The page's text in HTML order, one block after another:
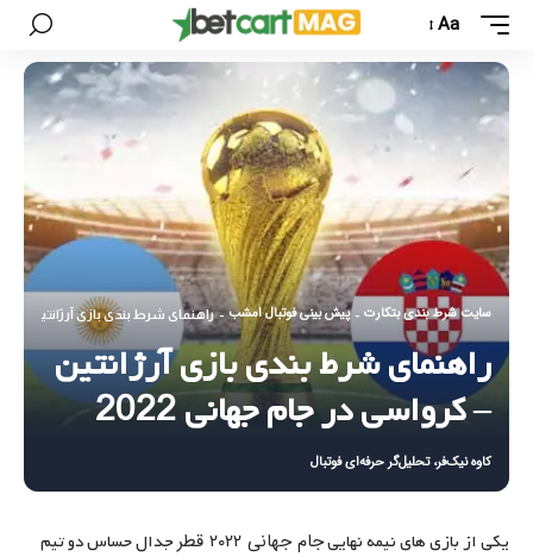
Aa
سایت شرط بندی بتکارت - پیش بینی فوتبال امشب - راهنمای شرط بندی بازی آرژانتین –
راهنمای شرط بندی بازی آرژانتین
– کرواسی در جام جهانی 2022
کاوه نیک‌فر، تحلیل‌گر حرفه‌ای فوتبال
یکی از بازی های نیمه نهاییجام جهانی ۲۰۲۲ قطر
جدال حساس دو تیم